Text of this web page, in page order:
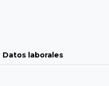
Datos laborales